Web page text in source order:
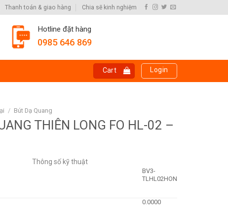
Thanh toán & giao hàng Chia sẽ kinh nghiệm
Hotline đặt hàng
0985 646 869
Cart Login
/ Bút Dạ Quang
THIÊN LONG FO HL-02 –
Thông số kỹ thuật
BV3-
TLHL02HON
0.0000